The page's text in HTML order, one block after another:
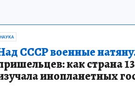
НАУКА
СССР военные
как страна
инопланетных